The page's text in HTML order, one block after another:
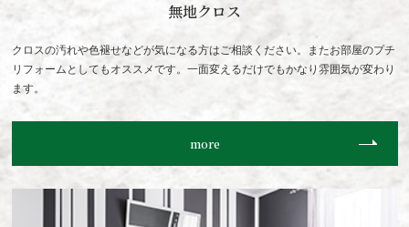
無地クロス
クロスの汚れや色褪せなどが気になる方はご相談ください。またお部屋のプチ
リフォームとしてもオススメです。一面変えるだけでもかなり雰囲気が変わり
ます。
more